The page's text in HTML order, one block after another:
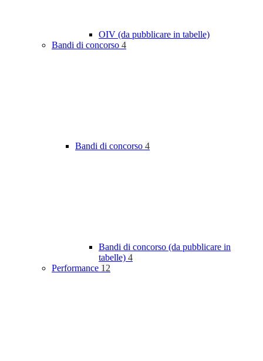
OIV (da pubblicare in tabelle)
Bandi di concorso 4
Bandi di concorso 4
Bandi di concorso (da pubblicare in
tabelle) 4
Performance 12